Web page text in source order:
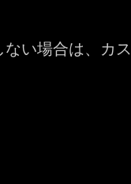
い場合は、カ